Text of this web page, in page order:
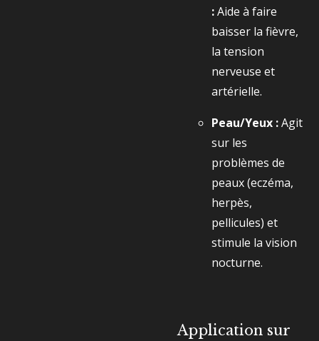
:Aide à faire
baisser la fièvre,
la tension
nerveuse et
artérielle.
Peau/Yeux :Agit
sur les
problèmes de
peaux (eczéma,
herpès,
pellicules) et
stimule la vision
nocturne.
Application sur